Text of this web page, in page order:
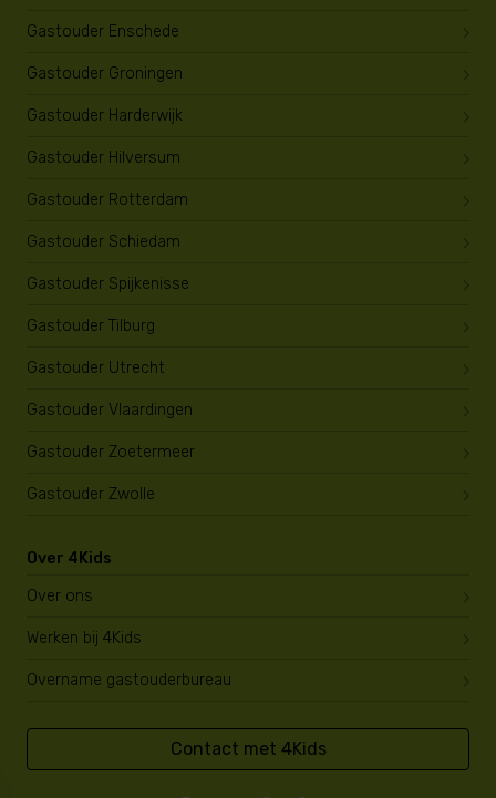
Gastouder Enschede
Gastouder Groningen
Gastouder Harderwijk
Gastouder Hilversum
Gastouder Rotterdam
Gastouder Schiedam
Gastouder Spijkenisse
Gastouder Tilburg
Gastouder Utrecht
Gastouder Vlaardingen
Gastouder Zoetermeer
Gastouder Zwolle
Over 4Kids
Over ons
Werken bij 4Kids
Overname gastouderbureau
Contact met 4Kids